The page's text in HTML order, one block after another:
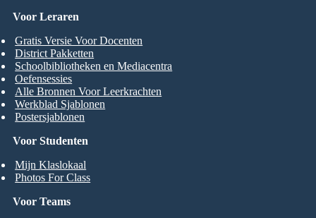
Voor Studenten
Mijn Klaslokaal
Photos For Class
Voor Leraren
Gratis Versie Voor Docenten
District Pakketten
Schoolbibliotheken en Mediacentra
Oefensessies
Alle Bronnen Voor Leerkrachten
Werkblad Sjablonen
Postersjablonen
Voor Teams